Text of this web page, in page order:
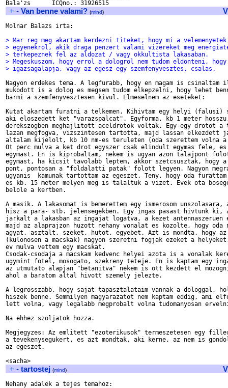
+ - Van benne valami? (mind)
Molnar Balazs irta:
> Mar reg meg akartam kerdezni titeket, hogy mi a
> egyenekrol, akik draga penzert valami vizereket meg
> terkepeznek fel az aldozat / vagy okkultista lakasaban.
> Megeskuszom, hogy errol a dologrol nem tudom eldonteni,
> igazsagalapja, vagy az egesz egy szemfenyvesztes, csalas.
Nagyon erdekes tema. A legfurabb, hogy en magam is csinaltam
mukodott is a dolog es megsem tudom elkepzelni, hogy lehet
barmi a szemfenyvesztesen kivul. Elmeselnem az eseteket:
Kutat akartam furatni a telkemen. Kihivtam egy helyi (falusi)
aki eloszedett ket "varazspalcat". Egyforma, kb 1 meter
derekszogben meghajlitott aceldrotok voltak. Egy-egy drotot a
lazan megfogva, vizszintesen tartotta, majd lassan elkezdett
altalam kijelolt, kb 10 nm-es teruleten (oda szerettem volna
Ot perc mulva a ket drot egyszer csak elindult egymas fele, es
egymast. En is kiprobaltam, nekem is ugyan azon talajpont
egymast, ha kicsit tavolabb leptem, akkor szetcsusztak, hogy
pont, pontosan a "foldalatti patak" folott legyen. Nagyon
ugyanis  kamunak tartottam az egeszet. Teny, hogy oda
es kb. 15 meter melyen meg is talaltuk a vizet. Evek ota
belole a kertben.
A masik. A lakasomat is bemerettem egy ismerosom unszolasara,
hisz a para- stb. jelensegekben. Egy ingas pasast hivtunk ki,
jarkalt a lakasban az ingajat logatva, a kezet
majd az alaprajzon huzott nehany vonalat es kozolte, hogy oda
agyat, asztalt, szeket, hutot, egyebet. Azt is mondta, hogy
(kulonosen a macskak) nagyon szeretni fogjak ezeket a
ev mulva vettem egy macskat.
Csodak-csodaja a macskam kedvenc helyei azota is a vonalak
ugymint fotel, mosogato, szekreny teteje. En is kaptam egy
az utmutato alapjan "betanitva" nekem is ott kezdett el
ahol a baratom altal hivott szemely jelezte.
A legrosszabb, hogy sajat tapasztalataim vannak a dologgal,
hiszek benne. Semmilyen magyarazatot nem kaptam eddig, ami
lett volna, vagy legalabb megprobalt volna tudomanyosan
Na ehhez szoljatok hozza.
Megjegyzes: Az emlitett "ezoterikusok" termeszetesen egy
a tevekenysegukert, es azt mondtak, aki kerne, az nem is
az egeszet.
+ - tartostej (mind)
Nehany adalek a tejes temahoz: